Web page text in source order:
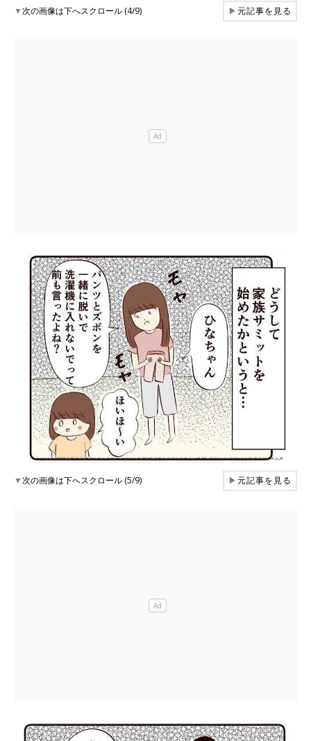
▼次の画像は下へスクロール (4/9) ▶元記事を見る
▼次の画像は下へスクロール (5/9) ▶元記事を見る